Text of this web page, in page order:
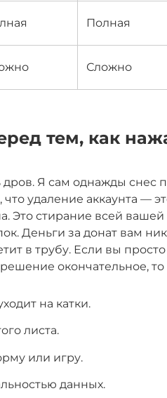
Полная
Сложно
тем, как
Я сам однажды снес
удаление аккаунта —
Это стирание всей вашей
Деньги за донат вам
в трубу. Если вы
окончательное,
на катки.
листа.
или игру.
данных.